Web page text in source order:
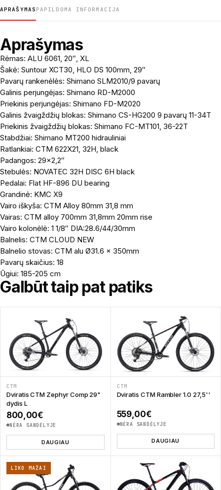
APRAŠYMAS PAPILDOMA INFORMACIJA
Aprašymas
Rėmas: ALU 6061, 20″, XL
Šakė: Suntour XCT30, HLO DS 100mm, 29″
Pavarų rankenėlės: Shimano SLM2010/9 pavarų
Galinis perjungėjas: Shimano RD-M2000
Priekinis perjungėjas: Shimano FD-M2020
Galinis žvaigždžių blokas: Shimano CS-HG200 9 pavarų 11-34T
Priekinis žvaigždžių blokas: Shimano FC-MT101, 36-22T
Stabdžiai: Shimano MT200 hidrauliniai
Ratlankiai: CTM 622X21, 32H, black
Padangos: 29×2,2″
Stebulės: NOVATEC 32H DISC 6H black
Pedalai: Flat HF-896 DU bearing
Grandinė: KMC X9
Vairo iškyša: CTM Alloy 80mm 31,8 mm
Vairas: CTM alloy 700mm 31,8mm 20mm rise
Vairo kolonėlė: 1 1/8″ DIA:28.6/44/30mm
Balnelis: CTM CLOUD NEW
Balnelio stovas: CTM alu Ø31.6 x 350mm
Pavarų skaičius: 18
Ūgiui: 185-205 cm
Galbūt taip pat patiks
CTM
Dviratis CTM Zephyr Comp 29"
dydis L
800,00€
NĖRA SANDĖLYJE
DAUGIAU
CTM
Dviratis CTM Rambler 1.0 27,5''
559,00€
NĖRA SANDĖLYJE
DAUGIAU
LIKO MAŽAI